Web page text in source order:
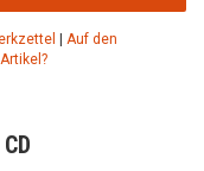
Auf den